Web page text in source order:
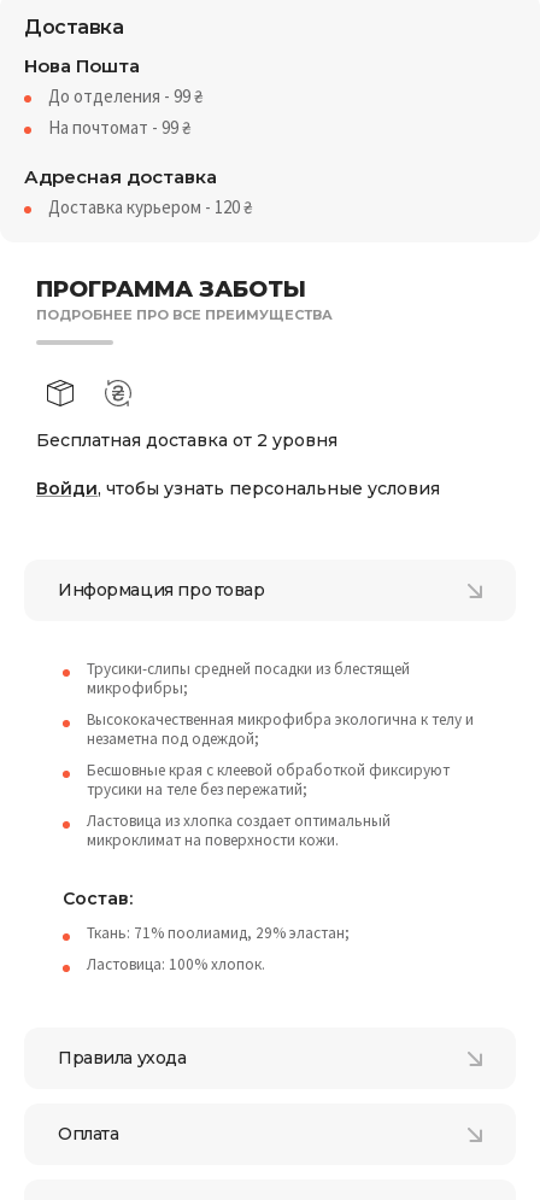
ПРОГРАММА ЗАБОТЫ
ПОДРОБНЕЕ ПРО ВСЕ ПРЕИМУЩЕСТВА
Бесплатная доставка от 2 уровня
Войди, чтобы узнать персональные условия
Доставка
Нова Пошта
До отделения - 99₴
На почтомат - 99₴
Адресная доставка
Доставка курьером - 120₴
Информация про товар
Трусики-слипы средней посадки из блестящей
микрофибры;
Высококачественная микрофибра экологична к телу и
незаметна под одеждой;
Бесшовные края с клеевой обработкой фиксируют
трусики на теле без пережатий;
Ластовица из хлопка создает оптимальный
микроклимат на поверхности кожи.
Состав:
Ткань: 71% поолиамид, 29% эластан;
Ластовица: 100% хлопок.
Правила ухода
Оплата